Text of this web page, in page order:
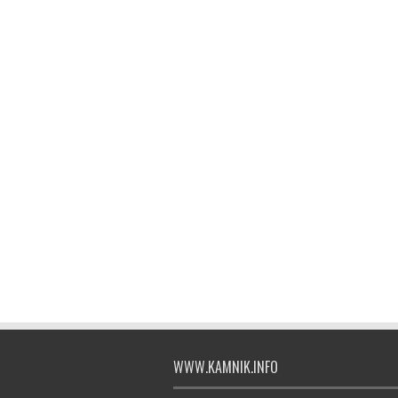
WWW.KAMNIK.INFO